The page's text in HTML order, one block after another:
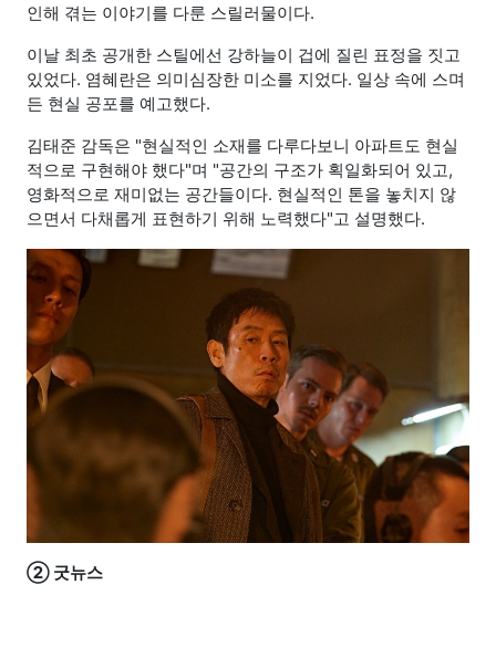
인해 겪는 이야기를 다룬 스릴러물이다.
이날 최초 공개한 스틸에선 강하늘이 겁에 질린 표정을 짓고
있었다. 염혜란은 의미심장한 미소를 지었다. 일상 속에 스며
든 현실 공포를 예고했다.
김태준 감독은 "현실적인 소재를 다루다보니 아파트도 현실
적으로 구현해야 했다"며 "공간의 구조가 획일화되어 있고,
영화적으로 재미없는 공간들이다. 현실적인 톤을 놓치지 않
으면서 다채롭게 표현하기 위해 노력했다"고 설명했다.
② 굿뉴스